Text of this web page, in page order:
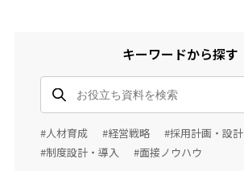
キーワードから探す
#人材育成 #経営戦略 #採用計画・設計
#制度設計・導入
#面接ノウハウ